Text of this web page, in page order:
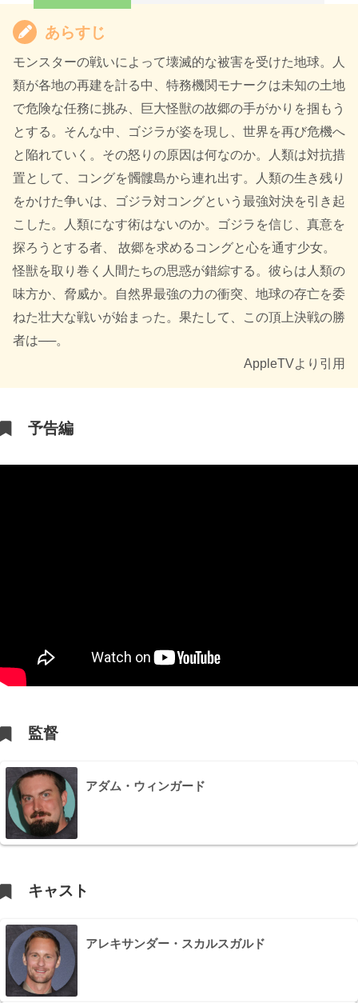
あらすじ
モンスターの戦いによって壊滅的な被害を受けた地球。人
類が各地の再建を計る中、特務機関モナークは未知の土地
で危険な任務に挑み、巨大怪獣の故郷の手がかりを掴もう
とする。そんな中、ゴジラが姿を現し、世界を再び危機へ
と陥れていく。その怒りの原因は何なのか。人類は対抗措
置として、コングを髑髏島から連れ出す。人類の生き残り
をかけた争いは、ゴジラ対コングという最強対決を引き起
こした。人類になす術はないのか。ゴジラを信じ、真意を
探ろうとする者、 故郷を求めるコングと心を通す少女。
怪獣を取り巻く人間たちの思惑が錯綜する。彼らは人類の
味方か、脅威か。自然界最強の力の衝突、地球の存亡を委
ねた壮大な戦いが始まった。果たして、この頂上決戦の勝
者は──。
AppleTVより引用
予告編
監督
アダム・ウィンガード
キャスト
アレキサンダー・スカルスガルド